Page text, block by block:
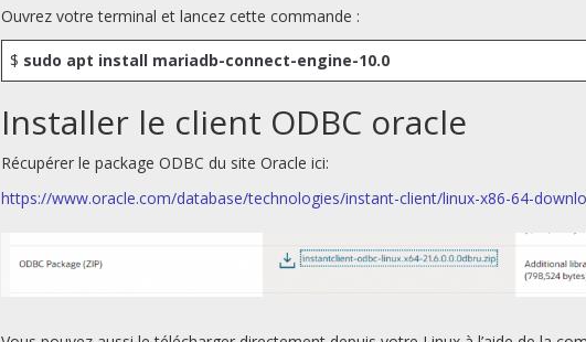
Ouvrez votre terminal et lancez cette commande :
$ sudo apt install mariadb-connect-engine-10.0
Installer le client ODBC oracle
Récupérer le package ODBC du site Oracle ici:
https://www.oracle.com/database/technologies/instant-client/linux-x86-64-